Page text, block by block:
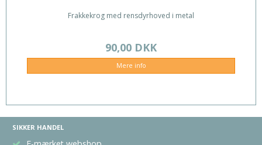
Frakkekrog med rensdyrhoved i metal
90,00 DKK
Mere info
SIKKER HANDEL